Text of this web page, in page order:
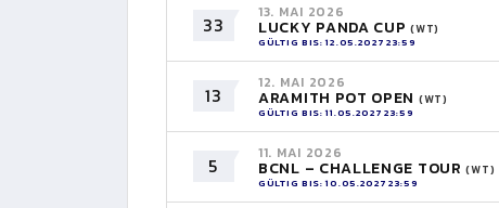
33
13. MAI 2026
LUCKY PANDA CUP(WT)
GÜLTIG BIS: 12.05.2027 23:59
13
12. MAI 2026
ARAMITH POT OPEN (WT)
GÜLTIG BIS: 11.05.2027 23:59
5
11. MAI 2026
BCNL – CHALLENGE TOUR(WT)
GÜLTIG BIS: 10.05.2027 23:59